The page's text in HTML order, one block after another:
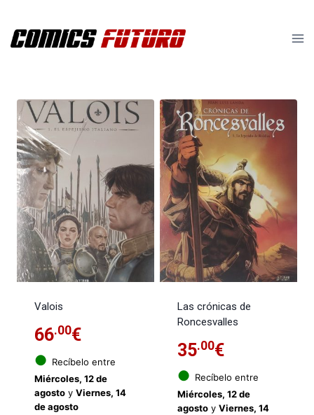
contenido
Valois
66.00€
● Recíbelo entre
Miércoles, 12 de
agostoy Viernes, 14
de agosto
Las crónicas de
Roncesvalles
35.00€
● Recíbelo entre
Miércoles, 12 de
agostoy Viernes, 14